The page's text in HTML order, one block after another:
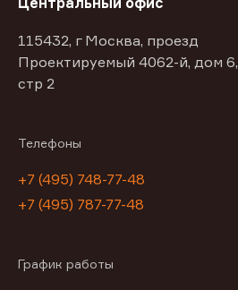
115432, г Москва, проезд
Проектируемый 4062-й, дом 6,
стр 2
Телефоны
+7 (495) 748-77-48
+7 (495) 787-77-48
График работы